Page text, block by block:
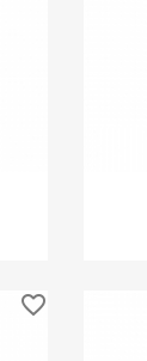
favorite_border